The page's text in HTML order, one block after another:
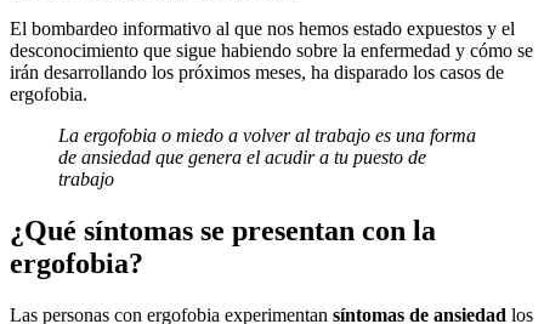
El bombardeo informativo al que nos hemos estado expuestos y el
desconocimiento que sigue habiendo sobre la enfermedad y cómo se
irán desarrollando los próximos meses, ha disparado los casos de
ergofobia.
La ergofobia o miedo a volver al trabajo es una forma
de ansiedad que genera el acudir a tu puesto de
trabajo
¿Qué síntomas se presentan con la
ergofobia?
Las personas con ergofobia experimentan síntomas de ansiedad los